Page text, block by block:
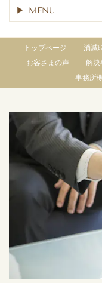
MENU
トップページ 消滅
お客さまの声
解決
事務所